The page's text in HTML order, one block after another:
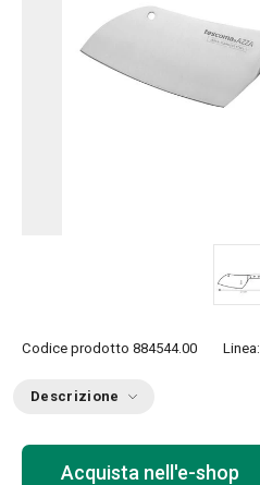
Codice prodotto 884544.00 Linea:
Descrizione
Acquista nell'e-shop